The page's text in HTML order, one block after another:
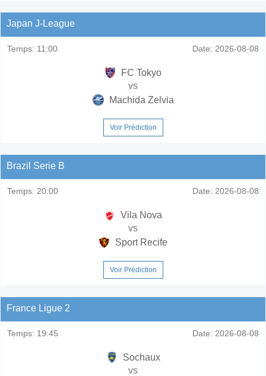
Japan J-League
Temps: 11:00 Date: 2026-08-08
FC Tokyo
vs
Machida Zelvia
Voir Prédiction
Brazil Serie B
Temps: 20:00 Date: 2026-08-08
Vila Nova
vs
Sport Recife
Voir Prédiction
France Ligue 2
Temps: 19:45 Date: 2026-08-08
Sochaux
vs